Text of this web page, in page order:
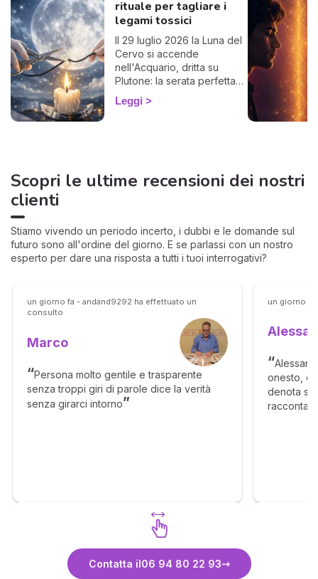
rituale per tagliare i
legami tossici
Il 29 luglio 2026 la Luna del
Cervo si accende
nell'Acquario, dritta su
Plutone: la serata perfetta
per liberarti da un legame
che ti prosciuga.
Leggi
Scopri le ultime recensioni dei nostri
clienti
Stiamo vivendo un periodo incerto, i dubbi e le domande sul
futuro sono all'ordine del giorno. E se parlassi con un nostro
esperto per dare una risposta a tutti i tuoi interrogativi?
un giorno fa - andand9292 ha effettuato un
consulto
Marco
Persona molto gentile e trasparente
senza troppi giri di parole dice la verità
senza girarci intorno
un giorno
onesto, e
denota
Contatta il06 94 80 22 93